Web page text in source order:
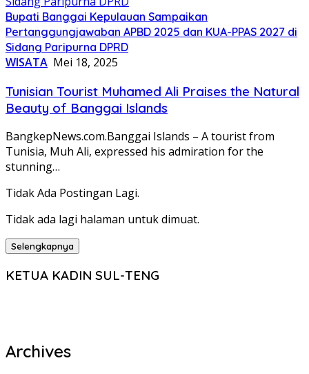
Bupati Banggai Kepulauan Sampaikan
Pertanggungjawaban APBD 2025 dan KUA-PPAS 2027 di
Sidang Paripurna DPRD
WISATA Mei 18, 2025
Tunisian Tourist Muhamed Ali Praises the Natural
Beauty of Banggai Islands
BangkepNews.com.Banggai Islands – A tourist from
Tunisia, Muh Ali, expressed his admiration for the
stunning…
Tidak Ada Postingan Lagi.
Tidak ada lagi halaman untuk dimuat.
Selengkapnya
KETUA KADIN SUL-TENG
Archives